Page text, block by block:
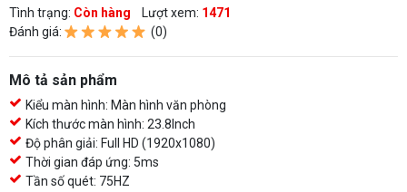
Tình trạng: Còn hàng Lượt xem: 1471
Đánh giá:
(0)
Mô tả sản phẩm
Kiểu màn hình: Màn hình văn phòng
Kích thước màn hình: 23.8Inch
Độ phân giải: Full HD (1920x1080)
Thời gian đáp ứng: 5ms
Tần số quét: 75HZ